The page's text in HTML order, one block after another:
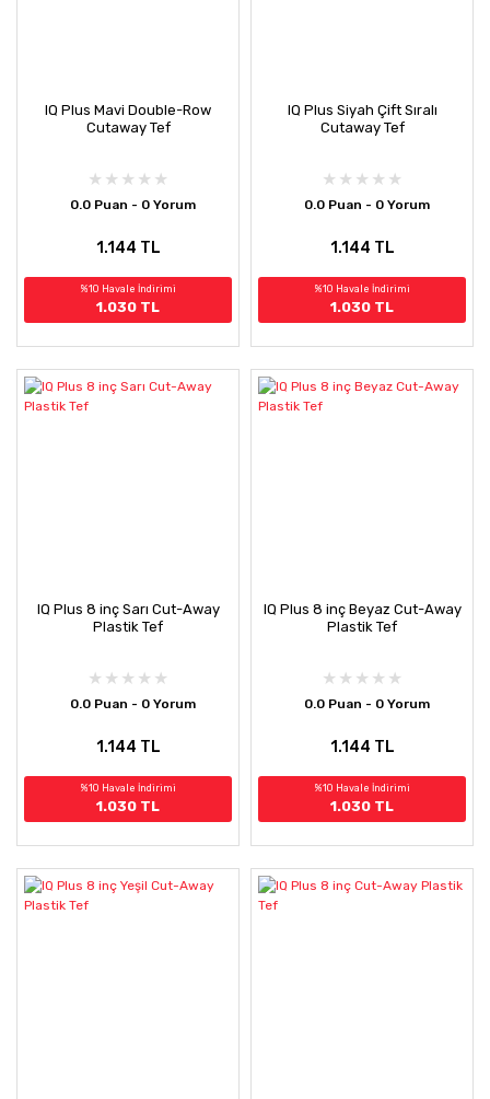
IQ Plus Mavi Double-Row
Cutaway Tef
0.0 Puan - 0 Yorum
1.144 TL
%10 Havale İndirimi
1.030 TL
IQ Plus Siyah Çift Sıralı
Cutaway Tef
0.0 Puan - 0 Yorum
1.144 TL
%10 Havale İndirimi
1.030 TL
IQ Plus 8 inç Sarı Cut-Away
Plastik Tef
0.0 Puan - 0 Yorum
1.144 TL
%10 Havale İndirimi
1.030 TL
IQ Plus 8 inç Beyaz Cut-Away
Plastik Tef
0.0 Puan - 0 Yorum
1.144 TL
%10 Havale İndirimi
1.030 TL